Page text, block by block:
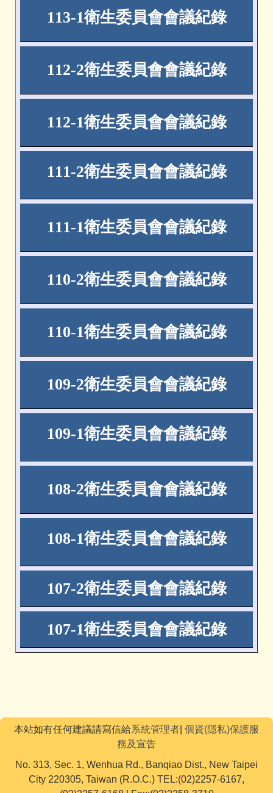
113-1衛生委員會會議紀錄
112-2衛生委員會會議紀錄
112-1衛生委員會會議紀錄
111-2衛生委員會會議紀錄
111-1衛生委員會會議紀錄
110-2衛生委員會會議紀錄
110-1衛生委員會會議紀錄
109-2衛生委員會會議紀錄
109-1衛生委員會會議紀錄
108-2衛生委員會會議紀錄
108-1衛生委員會會議紀錄
107-2衛生委員會會議紀錄
107-1衛生委員會會議紀錄
本站如有任何建議請寫信給系統管理者 個資(隱私)保護服
務及宣告
No. 313, Sec. 1, Wenhua Rd., Banqiao Dist., New Taipei
City 220305, Taiwan (R.O.C.) TEL:(02)2257-6167,